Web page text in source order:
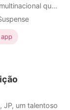
que
imobiliário.
audaciosa e
surge com
Entre negociações
JP, um talentoso